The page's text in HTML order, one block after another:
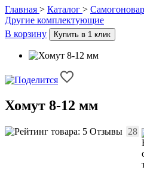
Главная > Каталог >
Другие комплектующие
В корзину
Купить в 1 клик
Хомут 8-12 мм
Отзывы 28